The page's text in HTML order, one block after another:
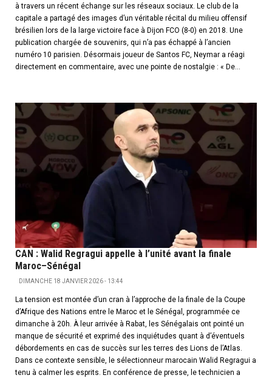
à travers un récent échange sur les réseaux sociaux. Le club de la
capitale a partagé des images d’un véritable récital du milieu offensif
brésilien lors de la large victoire face à Dijon FCO (8-0) en 2018. Une
publication chargée de souvenirs, qui n’a pas échappé à l’ancien
numéro 10 parisien. Désormais joueur de Santos FC, Neymar a réagi
directement en commentaire, avec une pointe de nostalgie : « De...
CAN : Walid Regragui appelle à l’unité avant la finale
Maroc–Sénégal
DIMANCHE 18 JANVIER 2026 - 13:44
La tension est montée d’un cran à l’approche de la finale de la Coupe
d’Afrique des Nations entre le Maroc et le Sénégal, programmée ce
dimanche à 20h. À leur arrivée à Rabat, les Sénégalais ont pointé un
manque de sécurité et exprimé des inquiétudes quant à d’éventuels
débordements en cas de succès sur les terres des Lions de l’Atlas.
Dans ce contexte sensible, le sélectionneur marocain Walid Regragui a
tenu à calmer les esprits. En conférence de presse, le technicien a